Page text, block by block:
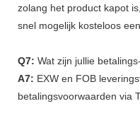
zolang het product kapot
snel mogelijk kosteloos
Q7: Wat zijn jullie
A7: EXW en FOB
betalingsvoorwaarden via